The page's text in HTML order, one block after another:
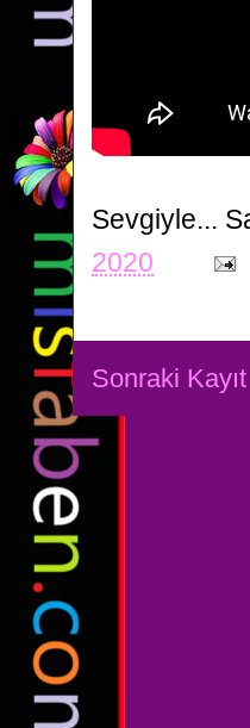
Sevgiyle...
2020
Sonraki Kayıt